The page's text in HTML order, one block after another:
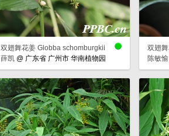
双翅舞花姜 Globba schomburgkii
薛凯 @广东省 广州市 华南植物园
双翅
陈敏愉